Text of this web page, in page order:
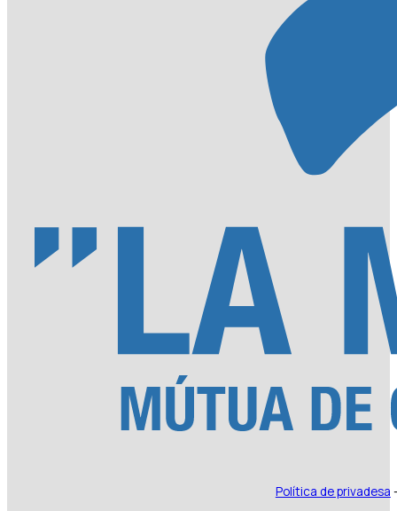
Política de privadesa